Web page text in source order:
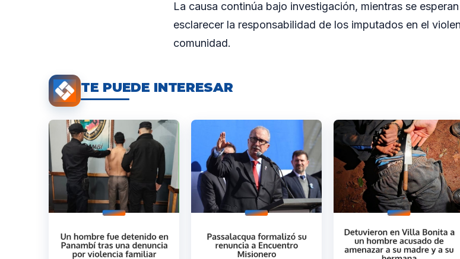
La causa continúa bajo investigación, mientras se
esclarecer la responsabilidad de los imputados en el
comunidad.
TE PUEDE INTERESAR